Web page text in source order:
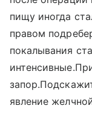
пищу иногда
правом
покалывания
явление